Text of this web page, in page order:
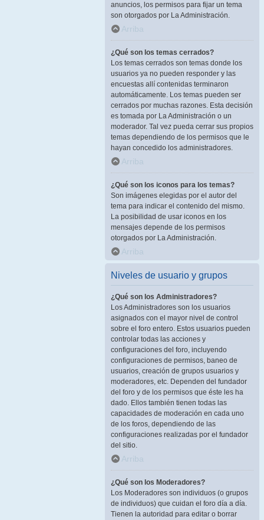
anuncios, los permisos para fijar un tema
son otorgados por La Administración.
Arriba
¿Qué son los temas cerrados?
Los temas cerrados son temas donde los
usuarios ya no pueden responder y las
encuestas allí contenidas terminaron
automáticamente. Los temas pueden ser
cerrados por muchas razones. Esta decisión
es tomada por La Administración o un
moderador. Tal vez pueda cerrar sus propios
temas dependiendo de los permisos que le
hayan concedido los administradores.
Arriba
¿Qué son los iconos para los temas?
Son imágenes elegidas por el autor del
tema para indicar el contenido del mismo.
La posibilidad de usar iconos en los
mensajes depende de los permisos
otorgados por La Administración.
Arriba
Niveles de usuario y grupos
¿Qué son los Administradores?
Los Administradores son los usuarios
asignados con el mayor nivel de control
sobre el foro entero. Estos usuarios pueden
controlar todas las acciones y
configuraciones del foro, incluyendo
configuraciones de permisos, baneo de
usuarios, creación de grupos usuarios y
moderadores, etc. Dependen del fundador
del foro y de los permisos que éste les ha
dado. Ellos también tienen todas las
capacidades de moderación en cada uno
de los foros, dependiendo de las
configuraciones realizadas por el fundador
del sitio.
Arriba
¿Qué son los Moderadores?
Los Moderadores son individuos (o grupos
de individuos) que cuidan el foro día a día.
Tienen la autoridad para editar o borrar